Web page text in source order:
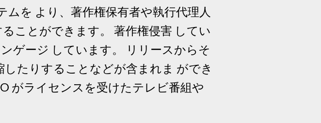
を より、著作権保有者や執行代理人
ことができます。 著作権侵害 してい
ゲージ しています。 リリースからそ
たりすることなどが含まれま ができ
がライセンスを受けたテレビ番組や